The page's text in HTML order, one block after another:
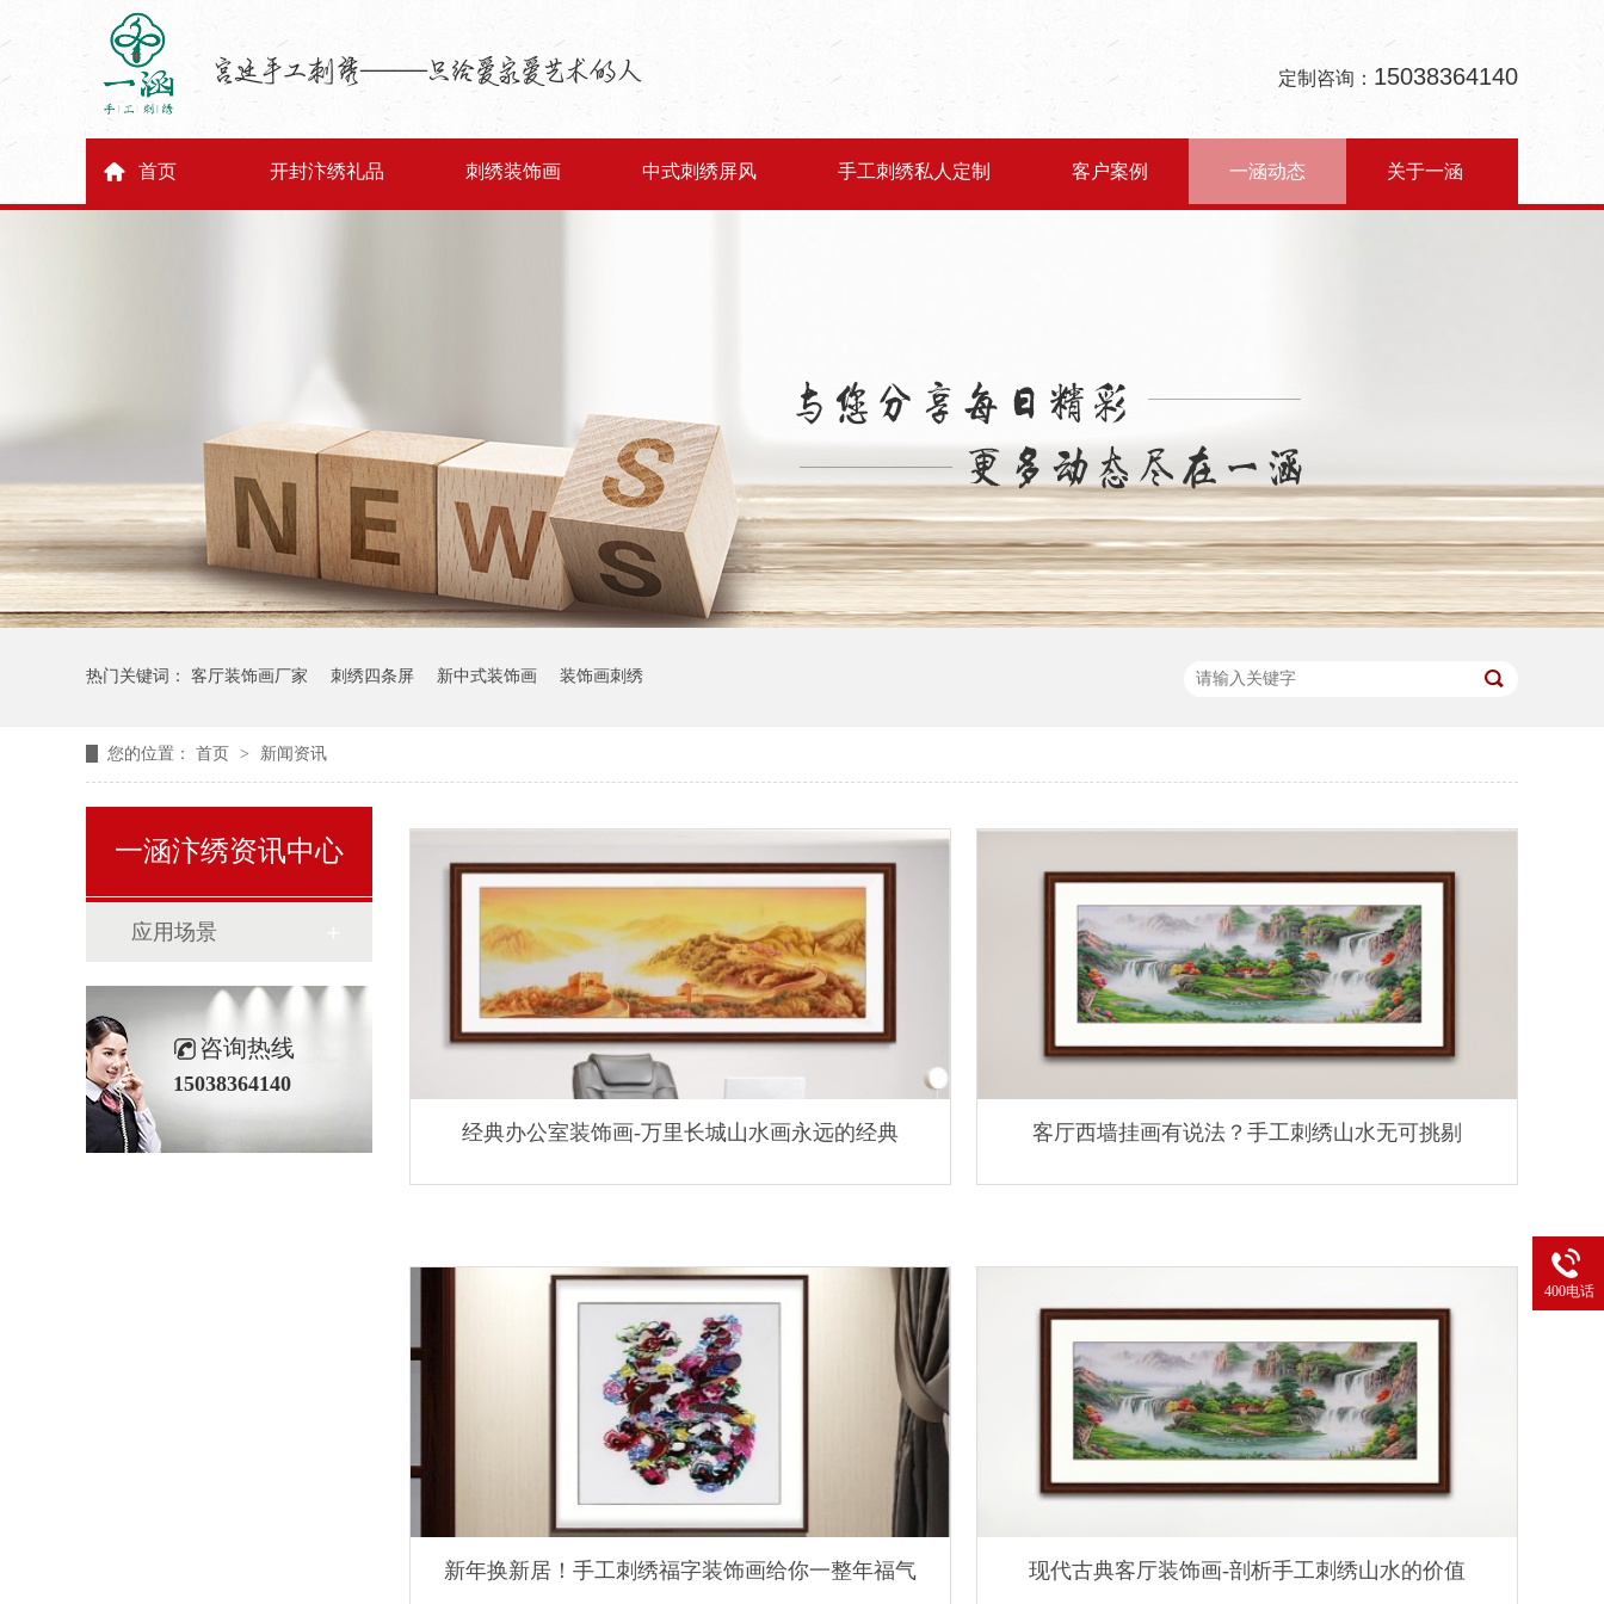
定制咨询： 15038364140
首页 开封汴绣礼品 刺绣装饰画 中式刺绣屏风 手工刺绣私人定制 客户案例 一涵动态 关于一涵
热门关键词： 客厅装饰画厂家 刺绣四条屏 新中式装饰画 装饰画刺绣
您的位置： 首页 > 新闻资讯
一涵汴绣资讯中心
应用场景
咨询热线
15038364140
经典办公室装饰画-万里长城山水画永远的经典 客厅西墙挂画有说法？手工刺绣山水无可挑剔
新年换新居！手工刺绣福字装饰画给你一整年福气 现代古典客厅装饰画-剖析手工刺绣山水的价值
400电话